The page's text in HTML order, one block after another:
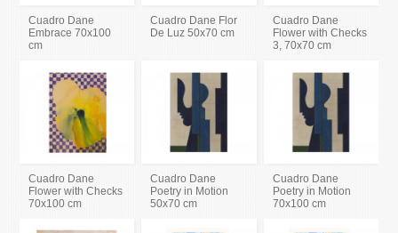
Cuadro Dane
Embrace 70x100
cm
Cuadro Dane Flor
De Luz 50x70 cm
Cuadro Dane
Flower with Checks
3, 70x70 cm
Cuadro Dane
Flower with Checks
70x100 cm
Cuadro Dane
Poetry in Motion
50x70 cm
Cuadro Dane
Poetry in Motion
70x100 cm